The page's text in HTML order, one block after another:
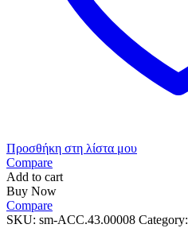
Προσθήκη στη λίστα μου
Compare
Add to cart
Buy Now
Compare
SKU: sm-ACC.43.00008 Category: